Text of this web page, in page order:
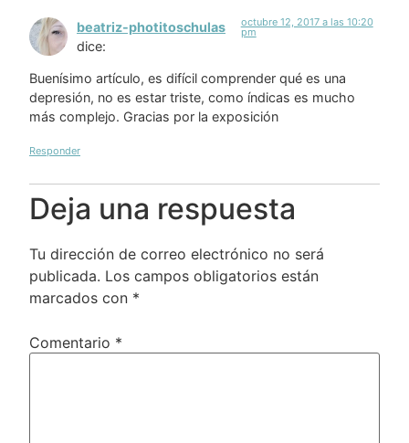
beatriz-photitoschulas
dice:
octubre 12, 2017 a las 10:20
pm
Buenísimo artículo, es difícil comprender qué es una
depresión, no es estar triste, como índicas es mucho
más complejo. Gracias por la exposición
Responder
Deja una respuesta
Tu dirección de correo electrónico no será
publicada. Los campos obligatorios están
marcados con *
Comentario *